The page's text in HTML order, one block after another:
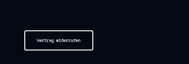
Vertrag widerrufen